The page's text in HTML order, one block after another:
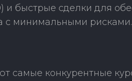
и быстрые сделки для
с минимальными
самые конкурентные